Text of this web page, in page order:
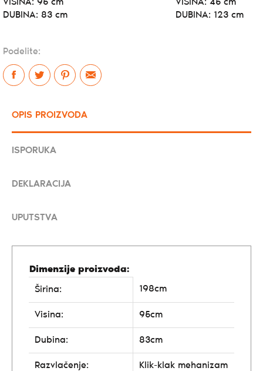
DUBINA: 83 cm
DUBINA: 123 cm
Podelite:
OPIS PROIZVODA
ISPORUKA
DEKLARACIJA
UPUTSTVA
Dimenzije proizvoda:
Širina:
198cm
Visina: 95cm
Dubina: 83cm
Razvlačenje: Klik-klak mehanizam